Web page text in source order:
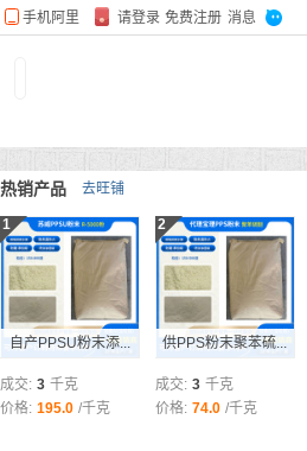
热销产品 去旺铺
1
自产PPSU粉末添...
成交: 3 千克
价格: 195.0 /千克
2
供PPS粉末聚苯硫...
成交: 3 千克
价格: 74.0 /千克